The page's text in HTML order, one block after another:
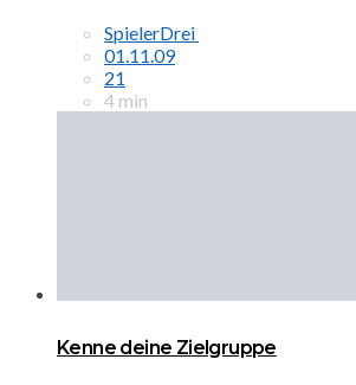
SpielerDrei
01.11.09
21
4 min
Kenne deine Zielgruppe